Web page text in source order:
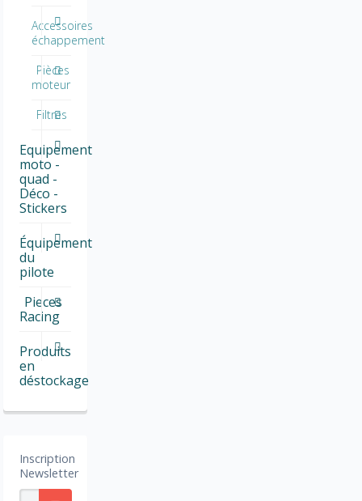
Accessoires
échappement
Pièces
moteur
Filtres
Equipement
moto -
quad -
Déco -
Stickers
Équipement
du
pilote
Pieces
Racing
Produits
en
déstockage
Inscription
Newsletter